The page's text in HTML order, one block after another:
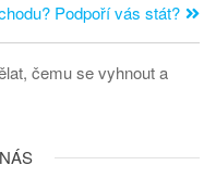
Podpoří vás stát?
čemu se vyhnout a